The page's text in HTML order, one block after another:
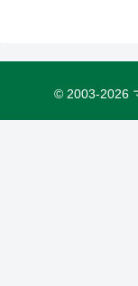
© 2003-2026